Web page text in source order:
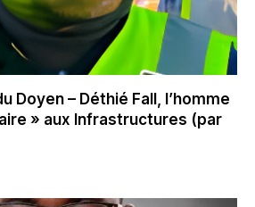
Doyen – Déthié Fall, l’homme
» aux Infrastructures (par